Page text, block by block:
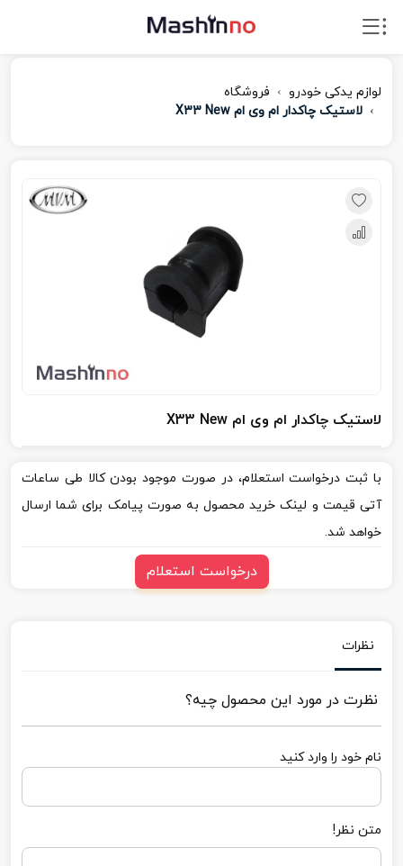
لوازم یدکی خودرو
فروشگاه
لاستیک چاکدار ام وی ام X33 New
لاستیک چاکدار ام وی ام X33 New
با ثبت درخواست استعلام، در صورت موجود بودن کالا طی ساعات
آتی قیمت و لینک خرید محصول به صورت پیامک برای شما ارسال
خواهد شد.
درخواست استعلام
نظرات
نظرت در مورد این محصول چیه؟
نام خود را وارد کنید
متن نظر!